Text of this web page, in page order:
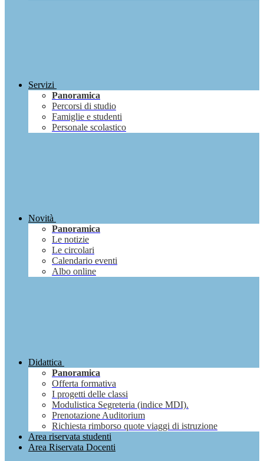
Servizi
Panoramica
Percorsi di studio
Famiglie e studenti
Personale scolastico
Novità
Panoramica
Le notizie
Le circolari
Calendario eventi
Albo online
Didattica
Panoramica
Offerta formativa
I progetti delle classi
Modulistica Segreteria (indice MDI).
Prenotazione Auditorium
Richiesta rimborso quote viaggi di istruzione
Area riservata studenti
Area Riservata Docenti